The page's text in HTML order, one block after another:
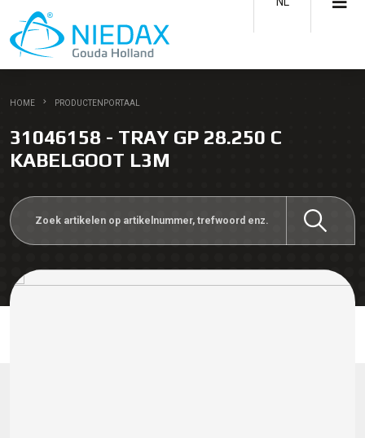
HOME PRODUCTENPORTAAL
31046158 - TRAY GP 28.250 C
KABELGOOT L3M